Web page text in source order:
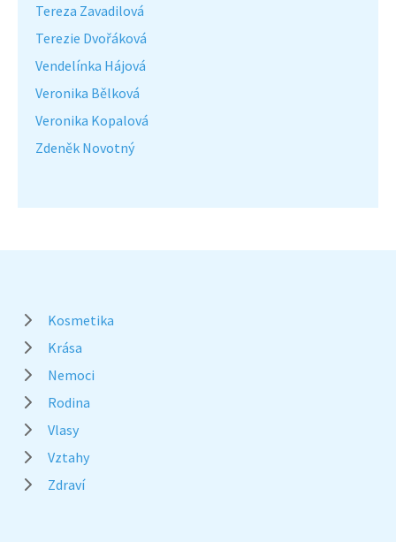
Tereza Zavadilová
Terezie Dvořáková
Vendelínka Hájová
Veronika Bělková
Veronika Kopalová
Zdeněk Novotný
Kosmetika
Krása
Nemoci
Rodina
Vlasy
Vztahy
Zdraví